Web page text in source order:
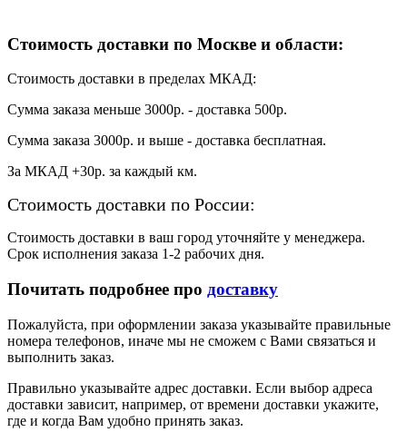
Стоимость доставки по Москве и области:
Стоимость доставки в пределах МКАД:
Сумма заказа меньше 3000р. - доставка 500р.
Сумма заказа 3000р. и выше - доставка бесплатная.
За МКАД +30р. за каждый км.
Стоимость доставки по России:
Стоимость доставки в ваш город уточняйте у менеджера.
Срок исполнения заказа 1-2 рабочих дня.
Почитать подробнее про доставку
Пожалуйста, при оформлении заказа указывайте правильные
номера телефонов, иначе мы не сможем с Вами связаться и
выполнить заказ.
Правильно указывайте адрес доставки. Если выбор адреса
доставки зависит, например, от времени доставки укажите,
где и когда Вам удобно принять заказ.